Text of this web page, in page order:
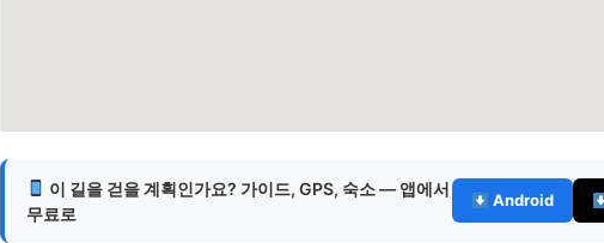
이 길을 걷을 계획인가요? 가이드, GPS, 숙소 — 앱에서
무료로
Android